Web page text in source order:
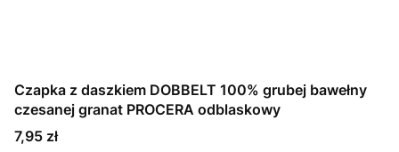
Czapka z daszkiem DOBBELT 100% grubej bawełny
czesanej granat PROCERA odblaskowy
Cena
7,95 zł